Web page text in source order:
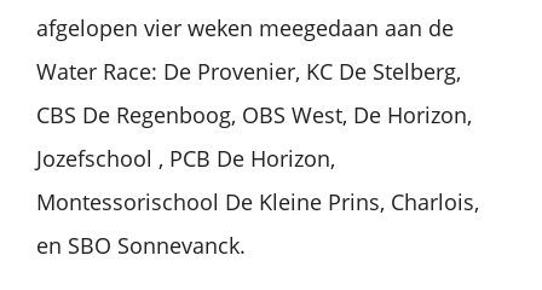
afgelopen vier weken meegedaan aan de
Water Race: De Provenier, KC De Stelberg,
CBS De Regenboog, OBS West, De Horizon,
Jozefschool , PCB De Horizon,
Montessorischool De Kleine Prins, Charlois,
en SBO Sonnevanck.